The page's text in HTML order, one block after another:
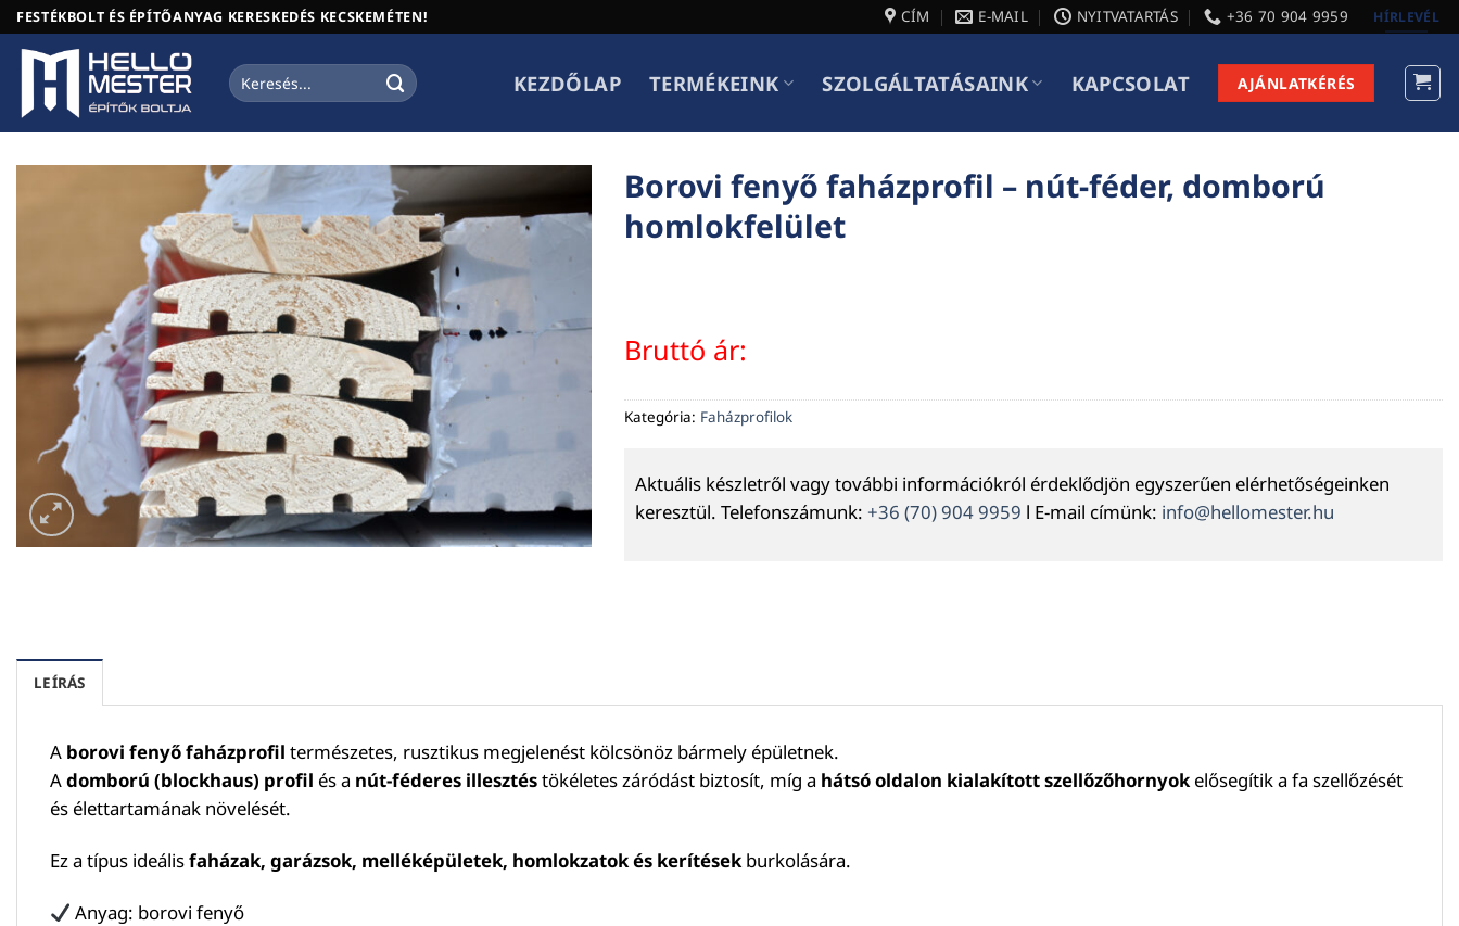
Skip
to
content
FESTÉKBOLT ÉS ÉPÍTŐANYAG KERESKEDÉS KECSKEMÉTEN! CÍM E-MAIL NYITVATARTÁS +36 70 904 9959 HÍRLEVÉL
Keresés
a
KEZDŐLAP TERMÉKEINK SZOLGÁLTATÁSAINK KAPCSOLAT AJÁNLATKÉRÉS
Borovi fenyő faházprofil – nút-féder, domború
homlokfelület
Bruttó ár:
Kategória: Faházprofilok
Aktuális készletről vagy további információkról érdeklődjön egyszerűen elérhetőségeinken
keresztül. Telefonszámunk: +36 (70) 904 9959 l E-mail címünk: info@hellomester.hu
LEÍRÁS
A borovi fenyő faházprofil természetes, rusztikus megjelenést kölcsönöz bármely épületnek.
Adomború (blockhaus) profil és a nút-féderes illesztéstökéletes záródást biztosít, míg a hátsó oldalon kialakított szellőzőhornyokelősegítik a fa szellőzését
és élettartamának növelését.
Ez a típus ideálisfaházak, garázsok, melléképületek, homlokzatok és kerítésekburkolására.
Anyag: borovi fenyő